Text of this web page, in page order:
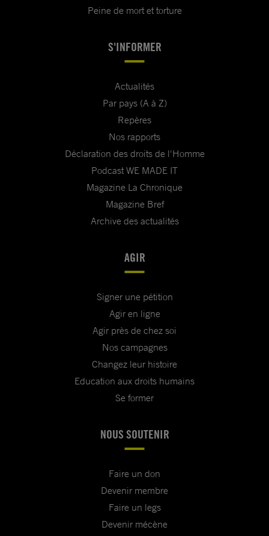
Peine de mort et torture
S'INFORMER
Actualités
Par pays (A à Z)
Repères
Nos rapports
Déclaration des droits de l'Homme
Podcast WE MADE IT
Magazine La Chronique
Magazine Bref
Archive des actualités
AGIR
Signer une pétition
Agir en ligne
Agir près de chez soi
Nos campagnes
Changez leur histoire
Education aux droits humains
Se former
NOUS SOUTENIR
Faire un don
Devenir membre
Faire un legs
Devenir mécène